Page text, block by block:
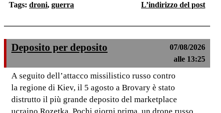
Tags: droni, guerra
L’indirizzo del post
Deposito per deposito
07/08/2026
alle 13:25
A seguito dell’attacco missilistico russo contro
la regione di Kiev, il 5 agosto a Brovary è stato
distrutto il più grande deposito del marketplace